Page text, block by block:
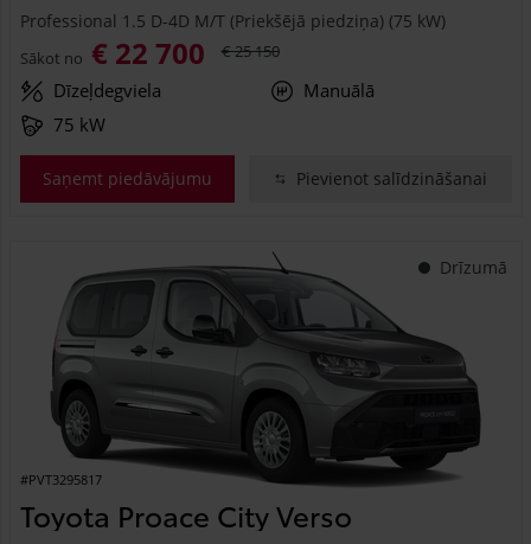
Professional 1.5 D-4D M/T (Priekšējā piedziņa) (75 kW)
Sākot no € 22 700 € 25 150
Dīzeļdegviela
Manuālā
75 kW
Saņemt piedāvājumu Pievienot salīdzināšanai
Drīzumā
#PVT3295817
Toyota Proace City Verso